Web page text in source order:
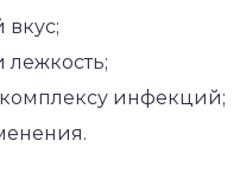
вкус;
лежкость;
инфекций;